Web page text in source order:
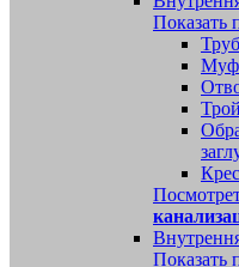
Показать
Показать